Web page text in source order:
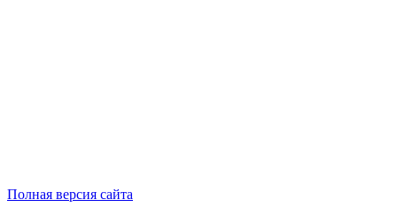
Полная версия сайта